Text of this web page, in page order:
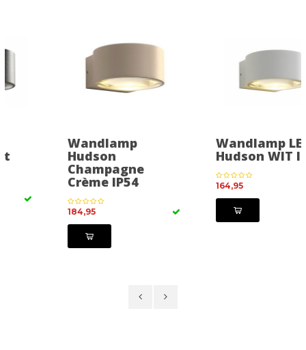
Wandlamp
Hudson
Champagne
Crème IP54
Wandlamp LED
Hudson WIT IP54